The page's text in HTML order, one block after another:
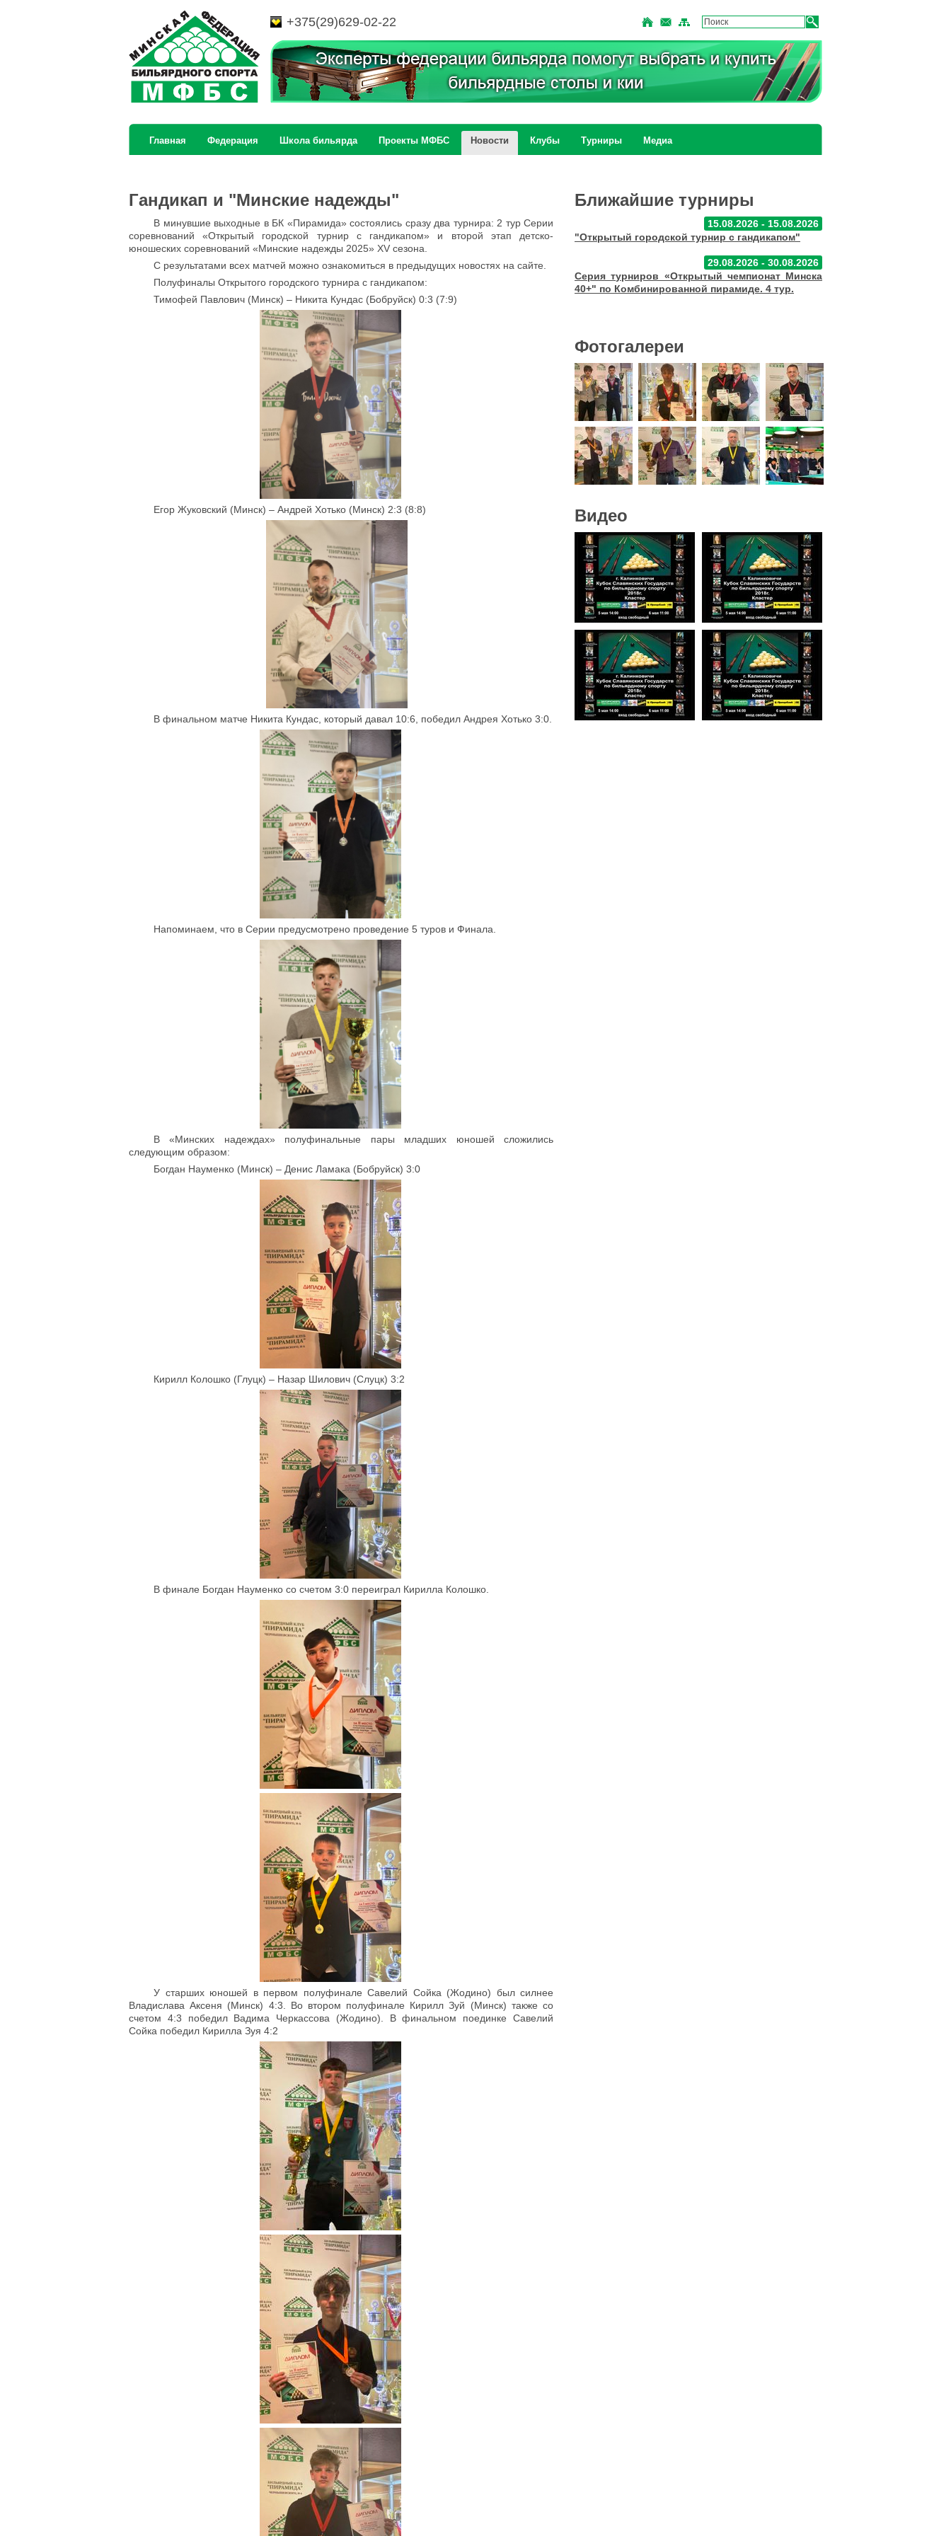
+375(29)629-02-22
Главная Федерация Школа бильярда Проекты МФБС Новости Клубы Турниры Медиа
Гандикап и "Минские надежды"
В минувшие выходные в БК «Пирамида» состоялись сразу два турнира: 2 тур Серии
соревнований «Открытый городской турнир с гандикапом» и второй этап детско-
юношеских соревнований «Минские надежды 2025» XV сезона.
С результатами всех матчей можно ознакомиться в предыдущих новостях на сайте.
Полуфиналы Открытого городского турнира с гандикапом:
Тимофей Павлович (Минск) – Никита Кундас (Бобруйск) 0:3 (7:9)
Егор Жуковский (Минск) – Андрей Хотько (Минск) 2:3 (8:8)
В финальном матче Никита Кундас, который давал 10:6, победил Андрея Хотько 3:0.
Напоминаем, что в Серии предусмотрено проведение 5 туров и Финала.
В «Минских надеждах» полуфинальные пары младших юношей сложились
следующим образом:
Богдан Науменко (Минск) – Денис Ламака (Бобруйск) 3:0
Кирилл Колошко (Глуцк) – Назар Шилович (Слуцк) 3:2
В финале Богдан Науменко со счетом 3:0 переиграл Кирилла Колошко.
У старших юношей в первом полуфинале Савелий Сойка (Жодино) был силнее
Владислава Аксеня (Минск) 4:3. Во втором полуфинале Кирилл Зуй (Минск) также со
счетом 4:3 победил Вадима Черкассова (Жодино). В финальном поединке Савелий
Сойка победил Кирилла Зуя 4:2
Ближайшие турниры
15.08.2026 - 15.08.2026
"Открытый городской турнир с гандикапом"
29.08.2026 - 30.08.2026
Серия турниров «Открытый чемпионат Минска
40+" по Комбинированной пирамиде. 4 тур.
Фотогалереи
Видео